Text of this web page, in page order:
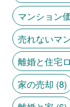
マンション
売れないマ
離婚と住宅
家の売却 (8)